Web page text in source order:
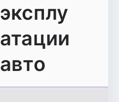
эксплу
атации
авто